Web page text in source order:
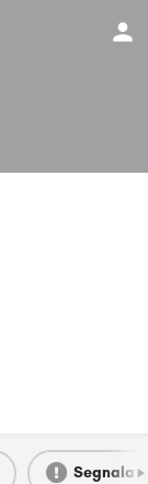
Segnala